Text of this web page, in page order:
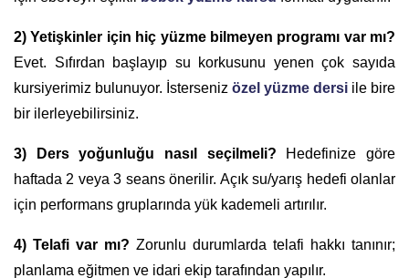
2) Yetişkinler için hiç yüzme bilmeyen programı var mı?
Evet. Sıfırdan başlayıp su korkusunu yenen çok sayıda
kursiyerimiz bulunuyor. İsterseniz özel yüzme dersi ile bire
bir ilerleyebilirsiniz.
3) Ders yoğunluğu nasıl seçilmeli? Hedefinize göre
haftada 2 veya 3 seans önerilir. Açık su/yarış hedefi olanlar
için performans gruplarında yük kademeli artırılır.
4) Telafi var mı? Zorunlu durumlarda telafi hakkı tanınır;
planlama eğitmen ve idari ekip tarafından yapılır.